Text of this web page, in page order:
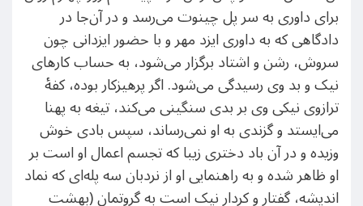
برای داوری به سر پل چینوت می‌رسد و در آن‌جا در
دادگاهی که به داوری ایزد مهر و با حضور ایزدانی چون
سروش، رشن و اشتاد برگزار می‌شود، به حساب کارهای
نیک و بد وی رسیدگی می‌شود. اگر پرهیزکار بوده، کفهٔ
ترازوی نیکی وی بر بدی سنگینی می‌کند، تیغه به پهنا
می‌ایستد و گزندی به او نمی‌رساند، سپس بادی خوش
وزیده و در آن باد دختری زیبا که تجسم اعمال او است بر
او ظاهر شده و به راهنمایی او از نردبان سه پله‌ای که نماد
اندیشه، گفتار و کردار نیک است به گروتمان (بهشت